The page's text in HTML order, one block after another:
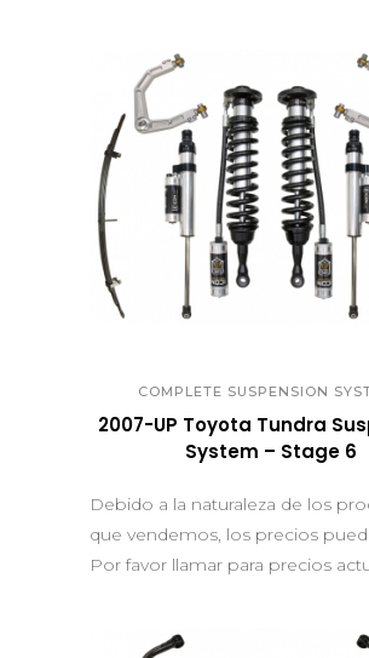
COMPLETE SUSPENSION
2007-UP Toyota Tundra
System – Stage 6
Debido a la naturaleza de los
que vendemos, los precios
Por favor llamar para precios